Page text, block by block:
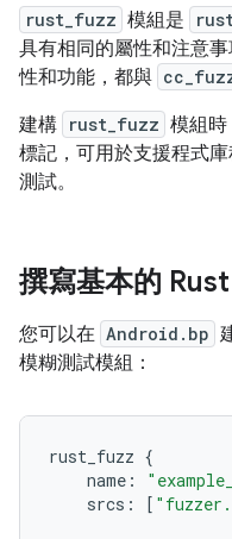
rust_fuzz 模組是
具有相同的屬性和注意
性和功能，都與
建構 rust_fuzz 模組時
標記，可用於支援程式
測試。
撰寫基本的
您可以在 Android.bp
模糊測試模組：
rust_fuzz {
name :
srcs : [